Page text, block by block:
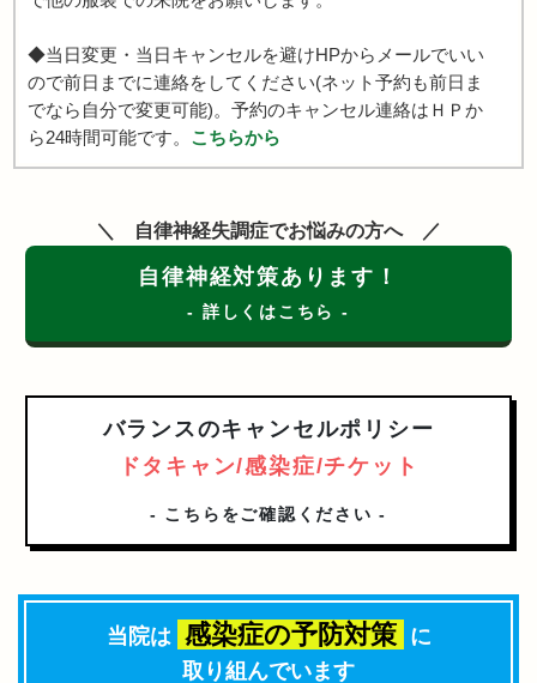
◆当日変更・当日キャンセルを避けHPからメールでいい
ので前日までに連絡をしてください(ネット予約も前日ま
でなら自分で変更可能)。予約のキャンセル連絡はＨＰか
ら24時間可能です。 こちらから
自律神経失調症でお悩みの方へ
自律神経対策あります！
- 詳しくはこちら -
バランスのキャンセルポリシー
ドタキャン/感染症/チケット
- こちらをご確認ください -
当院は 感染症の予防対策 に
取り組んでいます